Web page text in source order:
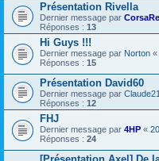
Présentation Rivella
Dernier message par
Réponses : 13
Hi Guys !!!
Dernier message par Norton «
Réponses : 15
Présentation David60
Dernier message par Claude21
Réponses : 12
FHJ
Dernier message par 4HP «
Réponses : 24